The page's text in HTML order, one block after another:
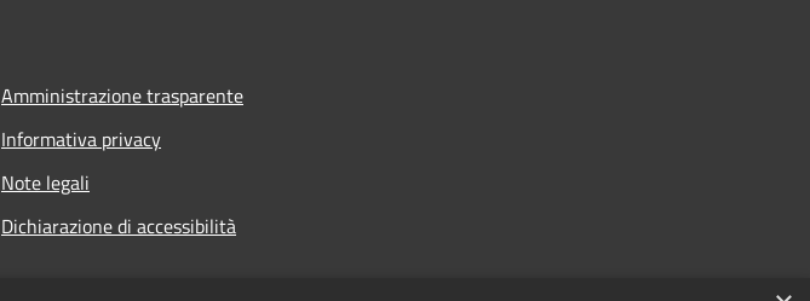
Amministrazione trasparente
Informativa privacy
Note legali
Dichiarazione di accessibilità